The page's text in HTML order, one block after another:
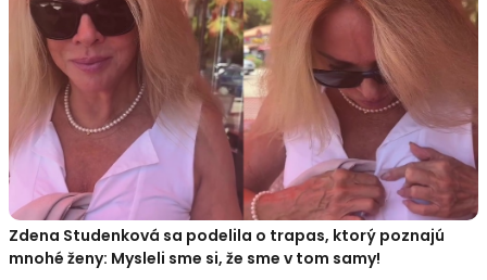
Zdena Studenková sa podelila o trapas, ktorý poznajú
mnohé ženy: Mysleli sme si, že sme v tom samy!